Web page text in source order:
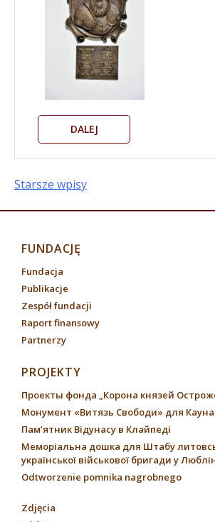
DALEJ
Nawigacja
po
Starsze wpisy
FUNDACJĘ
Fundacja
Publikacje
Zespół fundacji
Raport finansowy
Partnerzy
PROJEKTY
Проекты фонда „Корона князей
Монумент «Витязь Свободи» для
Пам’ятник Відунасу в Клайпеді
Меморіальна дошка для Штабу
української військової бригади у
Odtworzenie pomnika nagrobnego
Zdjęcia